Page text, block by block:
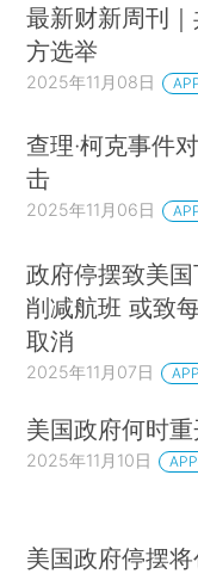
最新财新周刊
方选举
2025年11月08日
查理·柯克事件
击
2025年11月06日
政府停摆致美
削减航班 或致
取消
2025年11月07日
美国政府何时
2025年11月10日
美国政府停摆